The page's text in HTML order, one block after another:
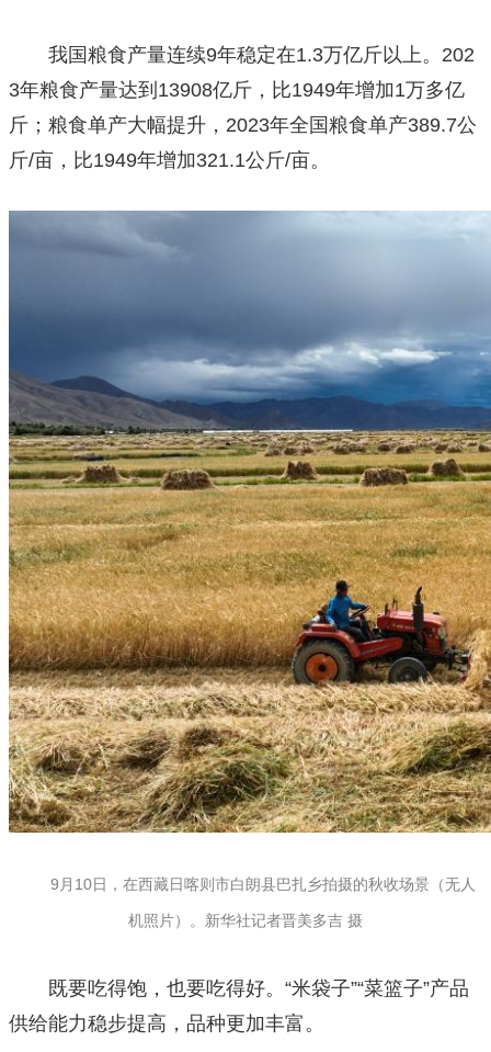
我国粮食产量连续9年稳定在1.3万亿斤以上。202
3年粮食产量达到13908亿斤，比1949年增加1万多亿
斤；粮食单产大幅提升，2023年全国粮食单产389.7公
斤/亩，比1949年增加321.1公斤/亩。
9月10日，在西藏日喀则市白朗县巴扎乡拍摄的秋收场景（无人
机照片）。新华社记者晋美多吉 摄
既要吃得饱，也要吃得好。“米袋子”“菜篮子”产品
供给能力稳步提高，品种更加丰富。